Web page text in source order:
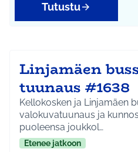
Tutustu
Linjamäen
tuunaus #1638
Kellokosken ja Linjamäen
valokuvatuunaus ja
puoleensa joukkol…
Etenee jatkoon